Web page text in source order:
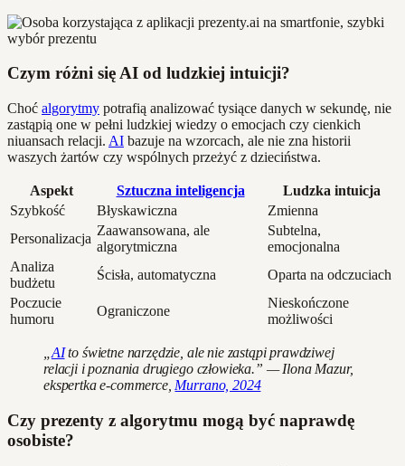
Czym różni się AI od ludzkiej intuicji?
Choć algorytmy potrafią analizować tysiące danych w sekundę, nie
zastąpią one w pełni ludzkiej wiedzy o emocjach czy cienkich
niuansach relacji. AI bazuje na wzorcach, ale nie zna historii
waszych żartów czy wspólnych przeżyć z dzieciństwa.
Aspekt Sztuczna inteligencja
Ludzka intuicja
Szybkość
Błyskawiczna
Zmienna
Personalizacja
Zaawansowana, ale
algorytmiczna
Subtelna,
emocjonalna
Analiza
budżetu
Ścisła, automatyczna
Oparta na odczuciach
Poczucie
humoru
Ograniczone
Nieskończone
możliwości
AIto świetne narzędzie, ale nie zastąpi prawdziwej
relacji i poznania drugiego człowieka.” — Ilona Mazur,
ekspertka e-commerce, Murrano, 2024
Czy prezenty z algorytmu mogą być naprawdę
osobiste?